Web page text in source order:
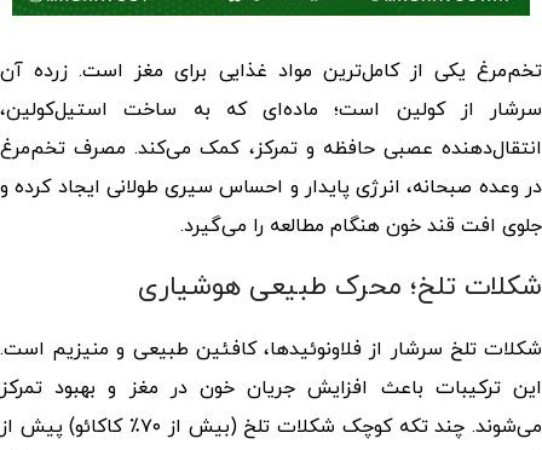
تخم‌مرغ یکی از کامل‌ترین مواد غذایی برای مغز است. زرده‌ آن
سرشار از کولین است؛ ماده‌ای که به ساخت استیل‌کولین،
انتقال‌دهنده عصبی حافظه و تمرکز، کمک می‌کند. مصرف تخم‌مرغ
در وعده صبحانه، انرژی پایدار و احساس سیری طولانی ایجاد کرده و
جلوی افت قند خون هنگام مطالعه را می‌گیرد.
شکلات تلخ؛ محرک طبیعی هوشیاری
شکلات تلخ سرشار از فلاونوئیدها، کافئین طبیعی و منیزیم است.
این ترکیبات باعث افزایش جریان خون در مغز و بهبود تمرکز
می‌شوند. چند تکه کوچک شکلات تلخ (بیش از ۷۰٪ کاکائو) پیش از